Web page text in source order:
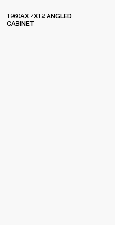
1960AX 4X12 ANGLED
CABINET